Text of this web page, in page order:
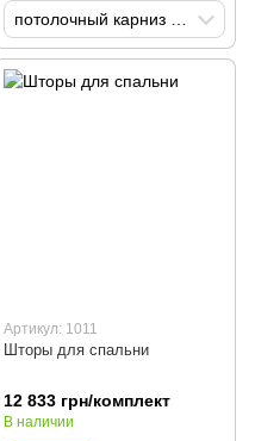
Артикул: 1011
Шторы для спальни
12 833 грн/комплект
В наличии